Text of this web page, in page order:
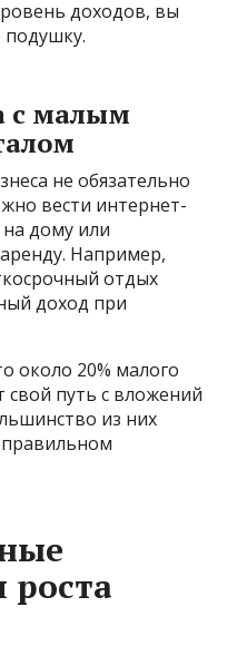
доходов, вы
с малым
не обязательно
вести интернет-
на дому или
Например,
отдых
доход при
около 20% малого
свой путь с вложений
из них
роста